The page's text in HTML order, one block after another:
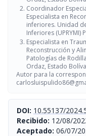
Coordinador
Especialista en
inferiores. Unidad
Inferiores (UPRYMI)
Especialista en
Reconstrucción y
Patologías de
Ordaz, Estado
Autor para la
DOI: 10.55137/
Recibido: 12/08/
Aceptado: 06/07/